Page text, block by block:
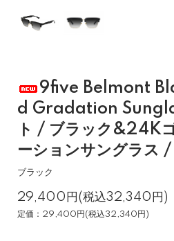
9five Belmont
d Gradation
ト / ブラック&24K
ーションサングラス
ブラック
29,400円(税込32,340円)
定価：29,400円(税込32,340円)